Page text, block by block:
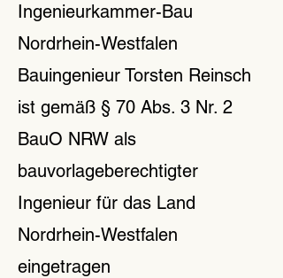
Ingenieurkammer-Bau
Nordrhein-Westfalen
Bauingenieur Torsten Reinsch
ist gemäß § 70 Abs. 3 Nr. 2
BauO NRW als
bauvorlageberechtigter
Ingenieur für das Land
Nordrhein-Westfalen
eingetragen